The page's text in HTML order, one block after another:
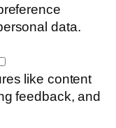
data.
like content
feedback, and